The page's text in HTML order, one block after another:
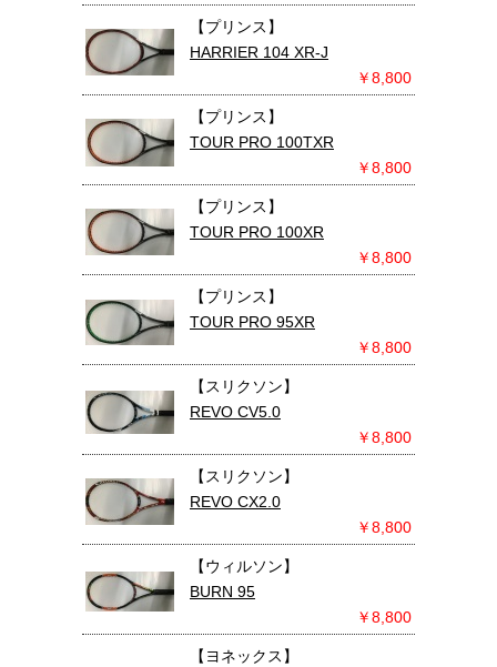
【プリンス】
HARRIER 104 XR-J
￥8,800
【プリンス】
TOUR PRO 100TXR
￥8,800
【プリンス】
TOUR PRO 100XR
￥8,800
【プリンス】
TOUR PRO 95XR
￥8,800
【スリクソン】
REVO CV5.0
￥8,800
【スリクソン】
REVO CX2.0
￥8,800
【ウィルソン】
BURN 95
￥8,800
【ヨネックス】